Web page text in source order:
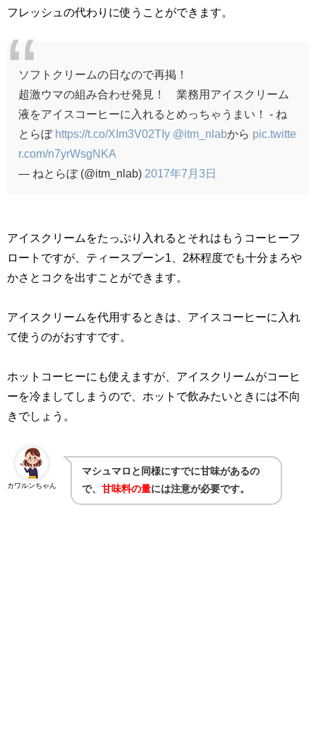
フレッシュの代わりに使うことができます。
ソフトクリームの日なので再掲！
超激ウマの組み合わせ発見！ 業務用アイスクリーム
液をアイスコーヒーに入れるとめっちゃうまい！ - ね
とらぼ https://t.co/XIm3V02TIy @itm_nlabから pic.twitte
r.com/n7yrWsgNKA
— ねとらぼ (@itm_nlab) 2017年7月3日
アイスクリームをたっぷり入れるとそれはもうコーヒーフ
ロートですが、ティースプーン1 2杯程度でも十分まろや
かさとコクを出すことができます。
アイスクリームを代用するときは、アイスコーヒーに入れ
て使うのがおすすです。
ホットコーヒーにも使えますが、アイスクリームがコーヒ
ーを冷ましてしまうので、ホットで飲みたいときには不向
きでしょう。
カワルンちゃん
マシュマロと同様にすでに甘味があるの
で、甘味料の量には注意が必要です。